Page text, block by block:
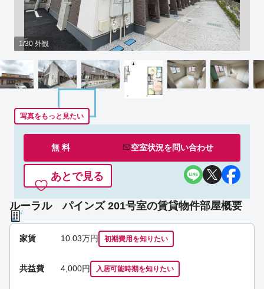
1/30 外観
写真をもっと見たい
無 料 空室状況を問い合わせ
あとで見る
ルーラル パインズ 201号室の賃貸物件部屋概要
家賃 10.03万円 初期費用を知りたい
共益費 4,000円 入居可能時期を知りたい